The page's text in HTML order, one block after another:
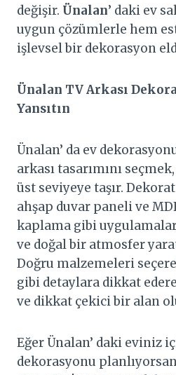
değişir. Ünalan’ daki ev
uygun çözümlerle hem
işlevsel bir dekorasyon
Ünalan TV Arkası
Yansıtın
Ünalan’ da ev
arkası tasarımını
üst seviyeye taşır.
ahşap duvar paneli ve
kaplama gibi
ve doğal bir atmosfer
Doğru malzemeleri
gibi detaylara dikkat
ve dikkat çekici bir alan
Eğer Ünalan’ daki eviniz
dekorasyonu